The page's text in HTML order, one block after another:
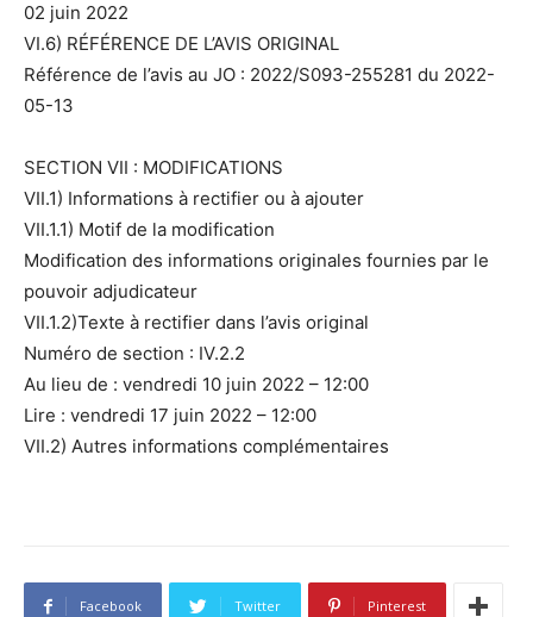
02 juin 2022
VI.6) RÉFÉRENCE DE L’AVIS ORIGINAL
Référence de l’avis au JO : 2022/S093-255281 du 2022-
05-13
SECTION VII : MODIFICATIONS
VII.1) Informations à rectifier ou à ajouter
VII.1.1) Motif de la modification
Modification des informations originales fournies par le
pouvoir adjudicateur
VII.1.2)Texte à rectifier dans l’avis original
Numéro de section : IV.2.2
Au lieu de : vendredi 10 juin 2022 – 12:00
Lire : vendredi 17 juin 2022 – 12:00
VII.2) Autres informations complémentaires
Facebook Twitter Pinterest